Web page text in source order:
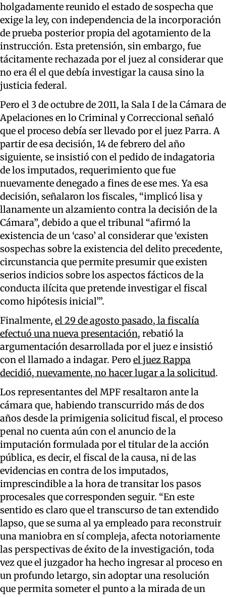
holgadamente reunido el estado de sospecha que
exige la ley, con independencia de la incorporación
de prueba posterior propia del agotamiento de la
instrucción. Esta pretensión, sin embargo, fue
tácitamente rechazada por el juez al considerar que
no era él el que debía investigar la causa sino la
justicia federal.
Pero el 3 de octubre de 2011, la Sala I de la Cámara de
Apelaciones en lo Criminal y Correccional señaló
que el proceso debía ser llevado por el juez Parra. A
partir de esa decisión, 14 de febrero del año
siguiente, se insistió con el pedido de indagatoria
de los imputados, requerimiento que fue
nuevamente denegado a fines de ese mes. Ya esa
decisión, señalaron los fiscales, “implicó lisa y
llanamente un alzamiento contra la decisión de la
Cámara”, debido a que el tribunal “afirmó la
existencia de un ‘caso’ al considerar que ‘existen
sospechas sobre la existencia del delito precedente,
circunstancia que permite presumir que existen
serios indicios sobre los aspectos fácticos de la
conducta ilícita que pretende investigar el fiscal
como hipótesis inicial’”.
Finalmente, el 29 de agosto pasado, la fiscalía
efectuó una nueva presentación, rebatió la
argumentación desarrollada por el juez e insistió
con el llamado a indagar. Pero el juez Rappa
decidió, nuevamente, no hacer lugar a la solicitud.
Los representantes del MPF resaltaron ante la
cámara que, habiendo transcurrido más de dos
años desde la primigenia solicitud fiscal, el proceso
penal no cuenta aún con el anuncio de la
imputación formulada por el titular de la acción
pública, es decir, el fiscal de la causa, ni de las
evidencias en contra de los imputados,
imprescindible a la hora de transitar los pasos
procesales que corresponden seguir. “En este
sentido es claro que el transcurso de tan extendido
lapso, que se suma al ya empleado para reconstruir
una maniobra en sí compleja, afecta notoriamente
las perspectivas de éxito de la investigación, toda
vez que el juzgador ha hecho ingresar al proceso en
un profundo letargo, sin adoptar una resolución
que permita someter el punto a la mirada de un